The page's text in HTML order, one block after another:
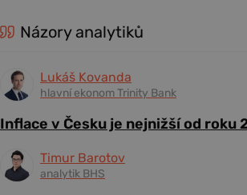
Názory analytiků
Lukáš Kovanda
hlavní ekonom Trinity Bank
Inflace v Česku je nejnižší od roku
Timur Barotov
analytik BHS